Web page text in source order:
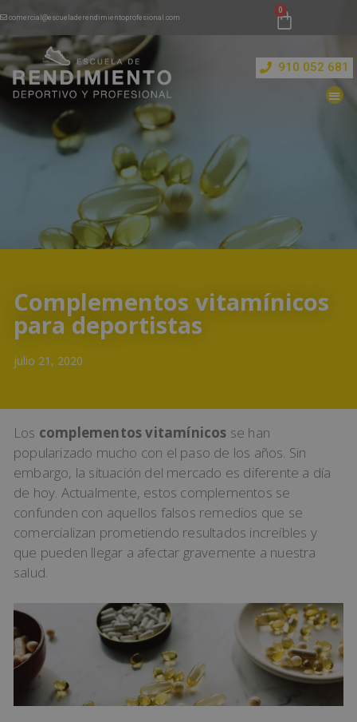
comercial@escueladerendimientoprofesional.com
910 052 681
Complementos vitamínicos
para deportistas
julio 21, 2020
Los complementos vitamínicos se han
popularizado mucho con el paso de los años. Sin
embargo, la situación del mercado es diferente a día
de hoy. Actualmente, estos complementos se
confunden con aquellos falsos remedios que se
comercializan prometiendo resultados increíbles y
que pueden llegar a afectar gravemente a nuestra
salud.